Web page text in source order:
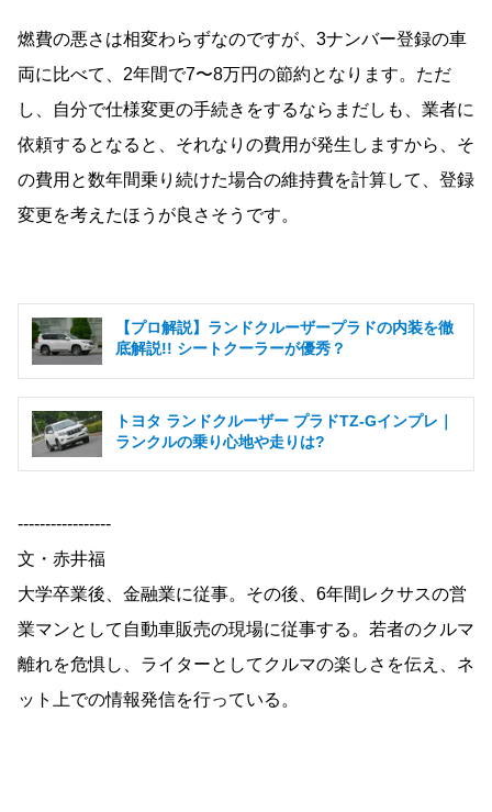
燃費の悪さは相変わらずなのですが、3ナンバー登録の車
両に比べて、2年間で7〜8万円の節約となります。ただ
し、自分で仕様変更の手続きをするならまだしも、業者に
依頼するとなると、それなりの費用が発生しますから、そ
の費用と数年間乗り続けた場合の維持費を計算して、登録
変更を考えたほうが良さそうです。
【プロ解説】ランドクルーザープラドの内装を徹
底解説!! シートクーラーが優秀？
トヨタ ランドクルーザー プラドTZ-Gインプレ｜
ランクルの乗り心地や走りは?
-----------------
文・赤井福
大学卒業後、金融業に従事。その後、6年間レクサスの営
業マンとして自動車販売の現場に従事する。若者のクルマ
離れを危惧し、ライターとしてクルマの楽しさを伝え、ネ
ット上での情報発信を行っている。